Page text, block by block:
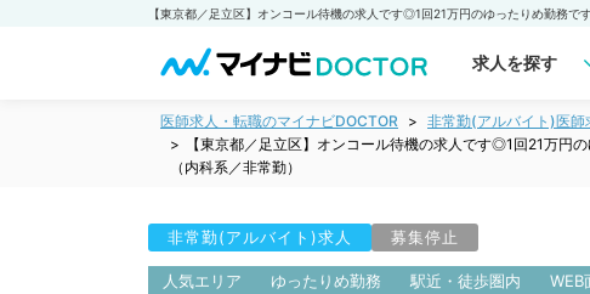
求人を探す
医師求人・転職のマイナビDOCTOR 非常勤(アルバイト)医師
【東京都／足立区】オンコール待機の求人です◎1回21万
（内科系／非常勤）
非常勤(アルバイト)求人 募集停止
人気エリア ゆったりめ勤務 駅近・徒歩圏内 WEB